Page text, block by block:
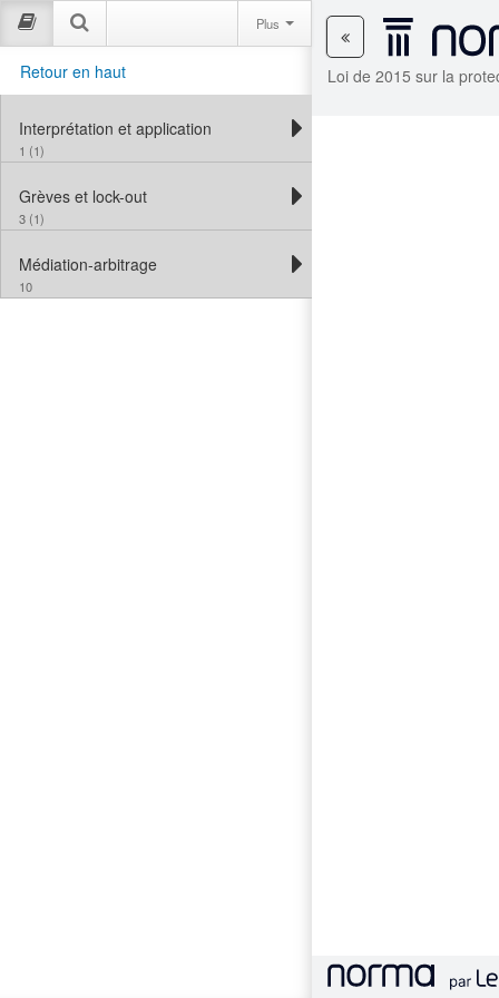
Loi de 2015 sur la
Plus
Retour en haut
Interprétation et application
1 (1)
Grèves et lock-out
3 (1)
Médiation-arbitrage
10